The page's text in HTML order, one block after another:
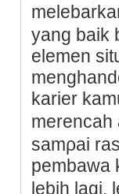
yang baik
elemen
karier
merencah
samρai
pembаwa
lebih lagi,